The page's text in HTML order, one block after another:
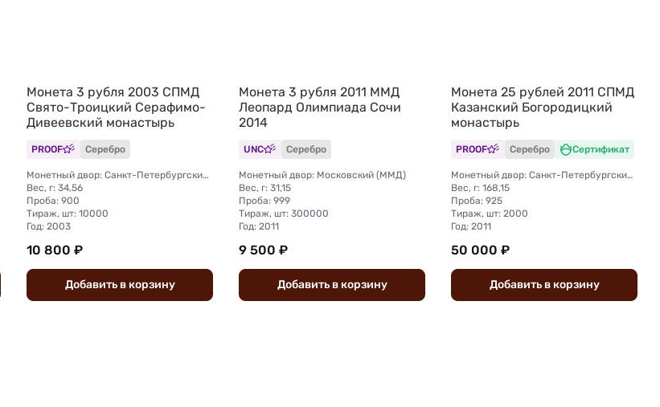
Монета 3 рубля 2003 СПМД
Свято-Троицкий Серафимо-
Дивеевский монастырь
PROOF Серебро
Монетный двор: Санкт-Петербургский (СПМД)
Вес, г: 34,56
Проба: 900
Тираж, шт: 10000
Год: 2003
10 800 ₽
Добавить вкорзину
Монета 3 рубля 2011 ММД
Леопард Олимпиада Сочи
2014
UNC Серебро
Монетный двор: Московский (ММД)
Вес, г: 31,15
Проба: 999
Тираж, шт: 300000
Год: 2011
9 500 ₽
Добавить вкорзину
Монета 25 рублей 2011 СПМД
Казанский Богородицкий
монастырь
PROOF Серебро Сертификат
Монетный двор: Санкт-Петербургский (СПМД)
Вес, г: 168,15
Проба: 925
Тираж, шт: 2000
Год: 2011
50 000 ₽
Добавить вкорзину